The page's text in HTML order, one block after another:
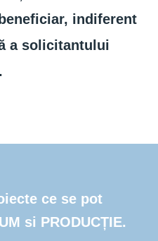
indiferent
a solicitantului
ce se pot
si PRODUCȚIE.